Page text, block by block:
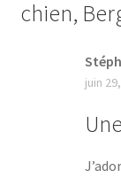
chien,
juin